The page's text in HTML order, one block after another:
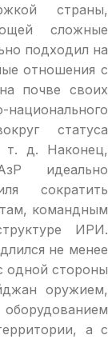
страны,
сложные
подходил на
отношения с
почве своих
статуса
т. д. Наконец,
идеально
сократить
командным
ИРИ.
не менее
одной стороны
оружием,
а с